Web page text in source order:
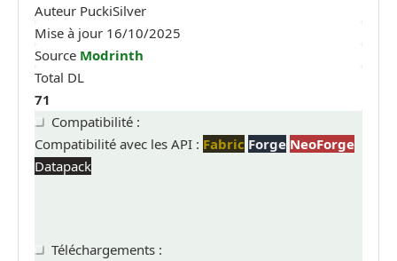
Auteur PuckiSilver
Mise à jour 16/10/2025
Source Modrinth
Total DL
71
Compatibilité :
Compatibilité avec les API : Fabric Forge NeoForge
Datapack
Téléchargements :